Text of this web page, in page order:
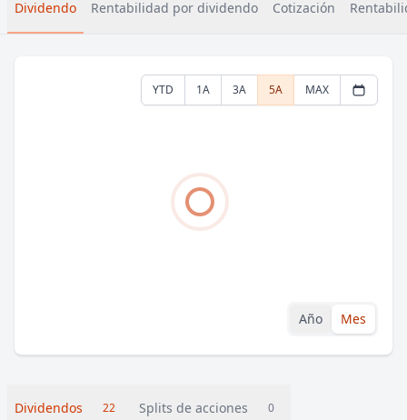
Dividendo Rentabilidad por dividendo Cotización
YTD 1A 3A 5A MAX
Año Mes
Dividendos 22 Splits de acciones 0